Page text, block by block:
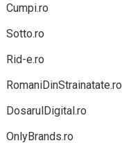
Cumpi.ro
Sotto.ro
Rid-e.ro
RomaniDinStrainatate.ro
DosarulDigital.ro
OnlyBrands.ro